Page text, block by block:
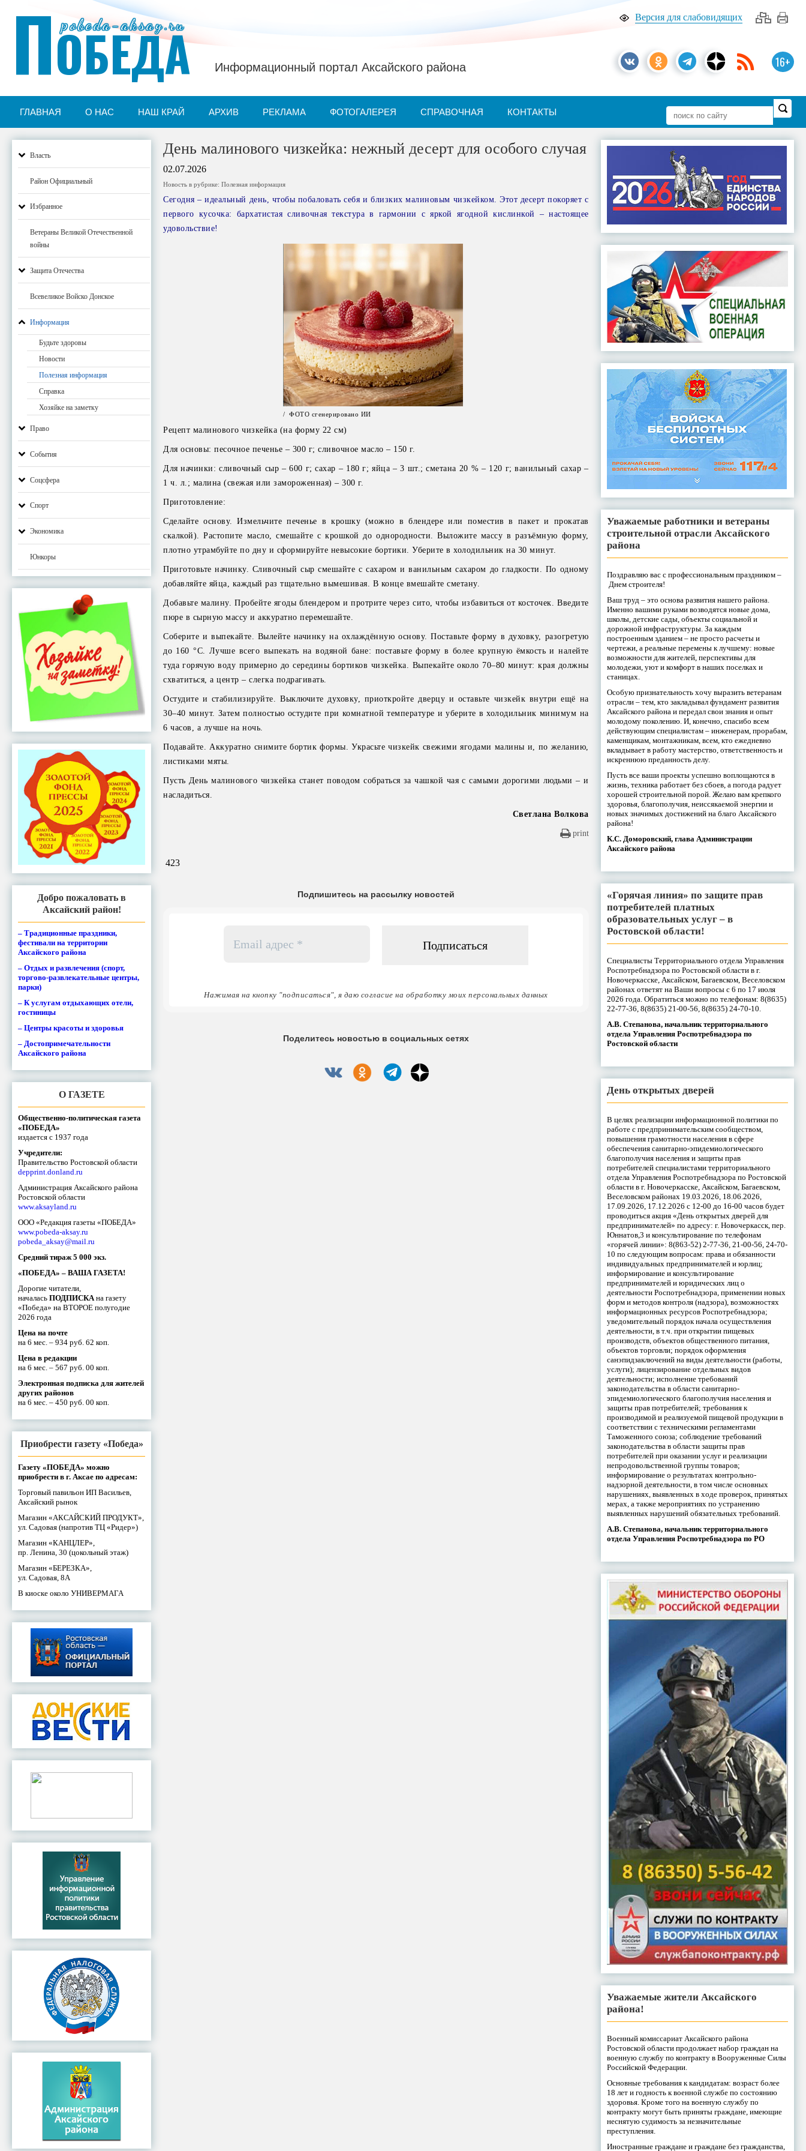
Версия для слабовидящих
16+
pobeda-aksay.ru
ПОБЕДА Информационный портал Аксайского района
ГЛАВНАЯ О НАС НАШ КРАЙ АРХИВ РЕКЛАМА ФОТОГАЛЕРЕЯ СПРАВОЧНАЯ КОНТАКТЫ
Власть
Район Официальный
Избранное
Ветераны Великой Отечественной
войны
Защита Отечества
Всевеликое Войско Донское
Информация
Будьте здоровы
Новости
Полезная информация
Справка
Хозяйке на заметку
Право
События
Соцсфера
Спорт
Экономика
Юнкоры
Добро пожаловать в
Аксайский район!
– Традиционные праздники,
фестивали на территории
Аксайского района
– Отдых и развлечения (спорт,
торгово-развлекательные центры,
парки)
– К услугам отдыхающих отели,
гостиницы
– Центры красоты и здоровья
– Достопримечательности
Аксайского района
О ГАЗЕТЕ
Общественно-политическая газета
«ПОБЕДА»
издается с 1937 года
Учредители:
Правительство Ростовской области
depprint.donland.ru
Администрация Аксайского района
Ростовской области
www.aksayland.ru
ООО «Редакция газеты «ПОБЕДА»
www.pobeda-aksay.ru
pobeda_aksay@mail.ru
Средний тираж 5 000 экз.
«ПОБЕДА» – ВАША ГАЗЕТА!
Дорогие читатели,
началась ПОДПИСКАна газету
«Победа» на ВТОРОЕ полугодие
2026 года
Цена на почте
на 6 мес. – 934 руб. 62 коп.
Цена в редакции
на 6 мес. – 567 руб. 00 коп.
Электронная подписка для жителей
других районов
на 6 мес. – 450 руб. 00 коп.
Приобрести газету «Победа»
Газету «ПОБЕДА» можно
приобрести в г. Аксае по адресам:
Торговый павильон ИП Васильев,
Аксайский рынок
Магазин «АКСАЙСКИЙ ПРОДУКТ»,
ул. Садовая (напротив ТЦ «Ридер»)
Магазин «КАНЦЛЕР»,
пр. Ленина, 30 (цокольный этаж)
Магазин «БЕРЕЗКА»,
ул. Садовая, 8А
В киоске около УНИВЕРМАГА
День малинового чизкейка: нежный десерт для особого случая
02.07.2026
Новость в рубрике:Полезная информация
Сегодня – идеальный день, чтобы побаловать себя и близких малиновым чизкейком. Этот десерт покоряет с
первого кусочка: бархатистая сливочная текстура в гармонии с яркой ягодной кислинкой – настоящее
удовольствие!
/ ФОТО сгенерировано ИИ
Рецепт малинового чизкейка (на форму 22 см)
Для основы: песочное печенье – 300 г; сливочное масло – 150 г.
Для начинки: сливочный сыр – 600 г; сахар – 180 г; яйца – 3 шт.; сметана 20 % – 120 г; ванильный сахар –
1 ч. л.; малина (свежая или замороженная) – 300 г.
Приготовление:
Сделайте основу. Измельчите печенье в крошку (можно в блендере или поместив в пакет и прокатав
скалкой). Растопите масло, смешайте с крошкой до однородности. Выложите массу в разъёмную форму,
плотно утрамбуйте по дну и сформируйте невысокие бортики. Уберите в холодильник на 30 минут.
Приготовьте начинку. Сливочный сыр смешайте с сахаром и ванильным сахаром до гладкости. По одному
добавляйте яйца, каждый раз тщательно вымешивая. В конце вмешайте сметану.
Добавьте малину. Пробейте ягоды блендером и протрите через сито, чтобы избавиться от косточек. Введите
пюре в сырную массу и аккуратно перемешайте.
Соберите и выпекайте. Вылейте начинку на охлаждённую основу. Поставьте форму в духовку, разогретую
до 160 °C. Лучше всего выпекать на водяной бане: поставьте форму в более крупную ёмкость и налейте
туда горячую воду примерно до середины бортиков чизкейка. Выпекайте около 70–80 минут: края должны
схватиться, а центр – слегка подрагивать.
Остудите и стабилизируйте. Выключите духовку, приоткройте дверцу и оставьте чизкейк внутри ещё на
30–40 минут. Затем полностью остудите при комнатной температуре и уберите в холодильник минимум на
6 часов, а лучше на ночь.
Подавайте. Аккуратно снимите бортик формы. Украсьте чизкейк свежими ягодами малины и, по желанию,
листиками мяты.
Пусть День малинового чизкейка станет поводом собраться за чашкой чая с самыми дорогими людьми – и
насладиться.
Светлана Волкова
print
423
Подпишитесь на рассылку новостей
адрес
Нажимая на кнопку "подписаться", я даю согласие на обработку моих персональных данных
Поделитесь новостью в социальных сетях
Уважаемые работники и ветераны
строительной отрасли Аксайского
района
Поздравляю вас с профессиональным праздником –
Днем строителя!
Ваш труд – это основа развития нашего района.
Именно вашими руками возводятся новые дома,
школы, детские сады, объекты социальной и
дорожной инфраструктуры. За каждым
построенным зданием – не просто расчеты и
чертежи, а реальные перемены к лучшему: новые
возможности для жителей, перспективы для
молодежи, уют и комфорт в наших поселках и
станицах.
Особую признательность хочу выразить ветеранам
отрасли – тем, кто закладывал фундамент развития
Аксайского района и передал свои знания и опыт
молодому поколению. И, конечно, спасибо всем
действующим специалистам – инженерам, прорабам,
каменщикам, монтажникам, всем, кто ежедневно
вкладывает в работу мастерство, ответственность и
искреннюю преданность делу.
Пусть все ваши проекты успешно воплощаются в
жизнь, техника работает без сбоев, а погода радует
хорошей строительной порой. Желаю вам крепкого
здоровья, благополучия, неиссякаемой энергии и
новых значимых достижений на благо Аксайского
района!
К.С. Доморовский, глава Администрации
Аксайского района
«Горячая линия» по защите прав
потребителей платных
образовательных услуг – в
Ростовской области!
Специалисты Территориального отдела Управления
Роспотребнадзора по Ростовской области в г.
Новочеркасске, Аксайском, Багаевском, Веселовском
районах ответят на Ваши вопросы с 6 по 17 июля
2026 года. Обратиться можно по телефонам: 8(8635)
22-77-36, 8(8635) 21-00-56, 8(8635) 24-70-10.
А.В. Степанова, начальник территориального
отдела Управления Роспотребнадзора по
Ростовской области
День открытых дверей
В целях реализации информационной политики по
работе с предпринимательским сообществом,
повышения грамотности населения в сфере
обеспечения санитарно-эпидемиологического
благополучия населения и защиты прав
потребителей специалистами территориального
отдела Управления Роспотребнадзора по Ростовской
области в г. Новочеркасске, Аксайском, Багаевском,
Веселовском районах 19.03.2026, 18.06.2026,
17.09.2026, 17.12.2026 с 12-00 до 16-00 часов будет
проводиться акция «День открытых дверей для
предпринимателей» по адресу: г. Новочеркасск, пер.
Юннатов,3 и консультирование по телефонам
«горячей линии»: 8(863-52) 2-77-36, 21-00-56, 24-70-
10 по следующим вопросам: права и обязанности
индивидуальных предпринимателей и юрлиц;
информирование и консультирование
предпринимателей и юридических лиц о
деятельности Роспотребнадзора, применении новых
форм и методов контроля (надзора), возможностях
информационных ресурсов Роспотребнадзора;
уведомительный порядок начала осуществления
деятельности, в т.ч. при открытии пищевых
производств, объектов общественного питания,
объектов торговли; порядок оформления
санэпидзаключений на виды деятельности (работы,
услуги); лицензирование отдельных видов
деятельности; исполнение требований
законодательства в области санитарно-
эпидемиологического благополучия населения и
защиты прав потребителей; требования к
производимой и реализуемой пищевой продукции в
соответствии с техническими регламентами
Таможенного союза; соблюдение требований
законодательства в области защиты прав
потребителей при оказании услуг и реализации
непродовольственной группы товаров;
информирование о результатах контрольно-
надзорной деятельности, в том числе основных
нарушениях, выявленных в ходе проверок, принятых
мерах, а также мероприятиях по устранению
выявленных нарушений обязательных требований.
А.В. Степанова, начальник территориального
отдела Управления Роспотребнадзора по РО
Уважаемые жители Аксайского
района!
Военный комиссариат Аксайского района
Ростовской области продолжает набор граждан на
военную службу по контракту в Вооруженные Силы
Российской Федерации.
Основные требования к кандидатам: возраст более
18 лет и годность к военной службе по состоянию
здоровья. Кроме того на военную службу по
контракту могут быть приняты граждане, имеющие
неснятую судимость за незначительные
преступления.
Иностранные граждане и граждане без гражданства,